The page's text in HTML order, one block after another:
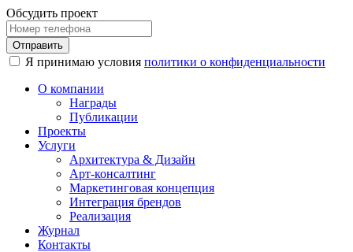
Обсудить проект
Я принимаю условия политики о конфиденциальности
О компании
Награды
Публикации
Проекты
Услуги
Архитектура & Дизайн
Арт-консалтинг
Маркетинговая концепция
Интеграция брендов
Реализация
Журнал
Контакты